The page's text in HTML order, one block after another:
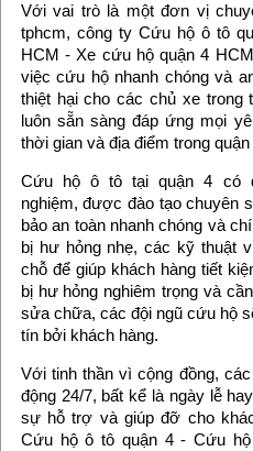
Với vai trò là một đơn vị
tphcm, công ty Cứu hộ ô tô
HCM - Xe cứu hộ quận 4
việc cứu hộ nhanh chóng và
thiệt hại cho các chủ xe
luôn sẵn sàng đáp ứng mọi
thời gian và địa điểm trong quận
Cứu hộ ô tô tại quận 4 có
nghiệm, được đào tạo chuyên
bảo an toàn nhanh chóng và
bị hư hỏng nhẹ, các kỹ thuật
chỗ để giúp khách hàng tiết
bị hư hỏng nghiêm trọng và
sửa chữa, các đội ngũ cứu hộ
tín bởi khách hàng.
Với tinh thần vì cộng đồng,
động 24/7, bất kể là ngày lễ
sự hỗ trợ và giúp đỡ cho
Cứu hộ ô tô quận 4 - Cứu